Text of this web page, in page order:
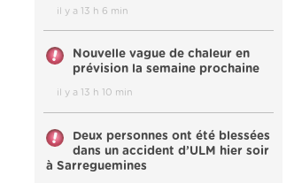
il y a 13 h 6 min
Nouvelle vague de chaleur en
prévision la semaine prochaine
il y a 13 h 10 min
Deux personnes ont été blessées
dans un accident d’ULM hier soir
à Sarreguemines